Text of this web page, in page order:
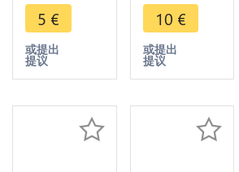
Idris I 1952
-> Make
offer
5 €
或提出
提议
Equestrian
1372 2004
UNC -
>Make
10 €
或提出
提议